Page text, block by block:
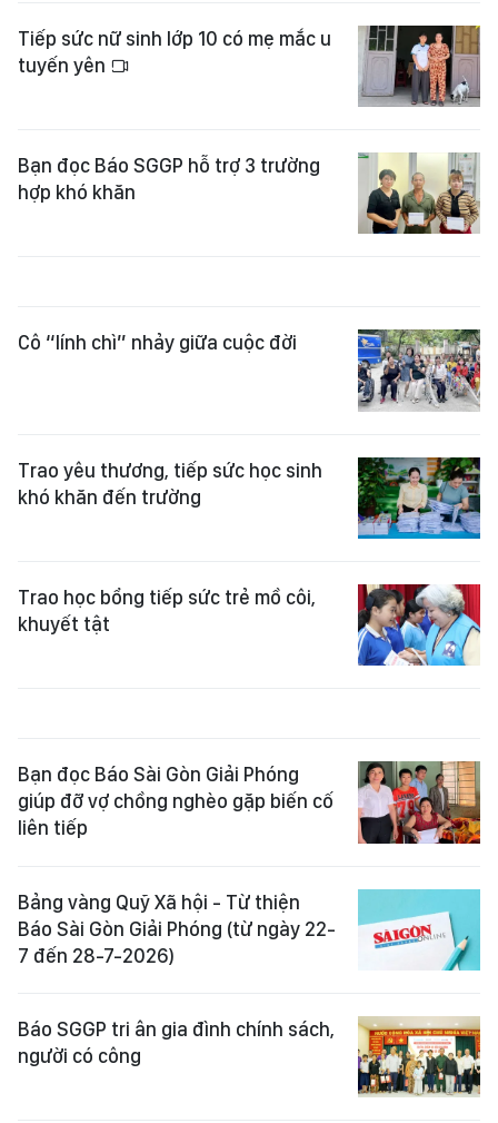
Tiếp sức nữ sinh lớp 10 có mẹ mắc u
tuyến yên
Bạn đọc Báo SGGP hỗ trợ 3 trường
hợp khó khăn
Cô “lính chì” nhảy giữa cuộc đời
Trao yêu thương, tiếp sức học sinh
khó khăn đến trường
Trao học bổng tiếp sức trẻ mồ côi,
khuyết tật
Bạn đọc Báo Sài Gòn Giải Phóng
giúp đỡ vợ chồng nghèo gặp biến cố
liên tiếp
Bảng vàng Quỹ Xã hội - Từ thiện
Báo Sài Gòn Giải Phóng (từ ngày 22-
7 đến 28-7-2026)
Báo SGGP tri ân gia đình chính sách,
người có công